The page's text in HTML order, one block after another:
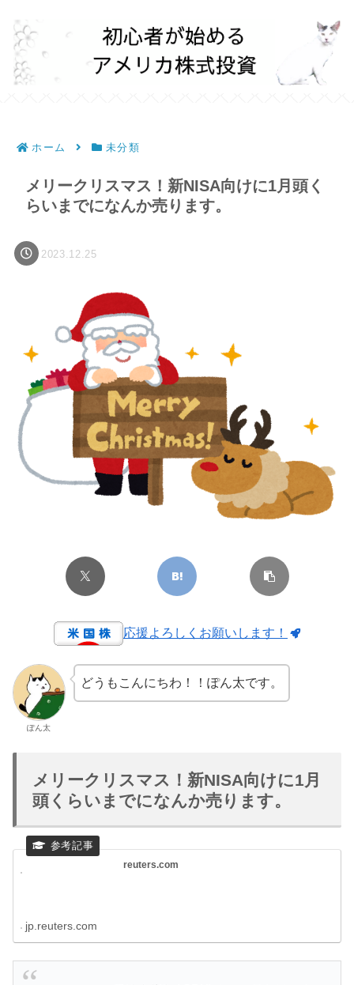
ホーム 未分類
メリークリスマス！新NISA向けに1月頭く
らいまでになんか売ります。
2023.12.25
応援よろしくお願いします！
ぽん太
どうもこんにちわ！！ぽん太です。
メリークリスマス！新NISA向けに1月
頭くらいまでになんか売ります。
reuters.com
jp.reuters.com